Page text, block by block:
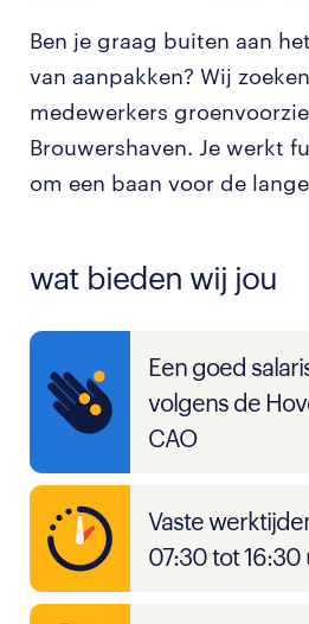
Ben je graag buiten aan
van aanpakken? Wij
medewerkers
Brouwershaven. Je werkt
om een baan voor de
wat bieden wij jou
Een goed
volgens de
CAO
Vaste
07:30 tot 16:30